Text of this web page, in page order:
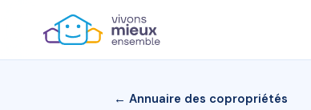
← Annuaire des copropriétés